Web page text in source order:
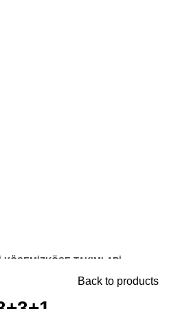
KÖŞEMIZKÖŞE TAKIMLARİ
Back to products